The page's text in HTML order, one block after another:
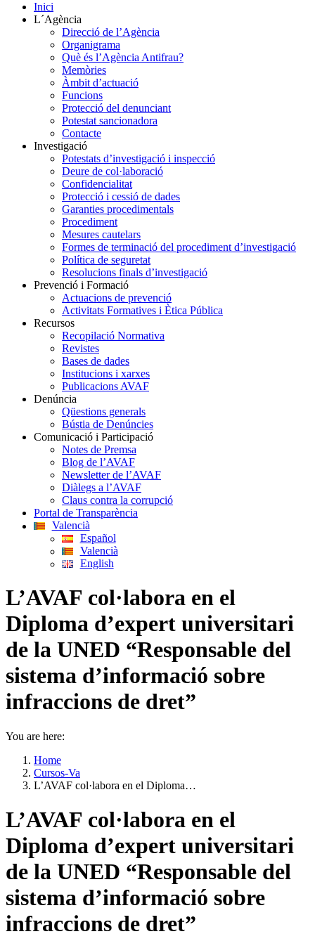
Inici
L´Agència
Direcció de l’Agència
Organigrama
Què és l’Agència Antifrau?
Memòries
Àmbit d’actuació
Funcions
Protecció del denunciant
Potestat sancionadora
Contacte
Investigació
Potestats d’investigació i inspecció
Deure de col·laboració
Confidencialitat
Protecció i cessió de dades
Garanties procedimentals
Procediment
Mesures cautelars
Formes de terminació del procediment d’investigació
Política de seguretat
Resolucions finals d’investigació
Prevenció i Formació
Actuacions de prevenció
Activitats Formatives i Ètica Pública
Recursos
Recopilació Normativa
Revistes
Bases de dades
Institucions i xarxes
Publicacions AVAF
Denúncia
Qüestions generals
Bústia de Denúncies
Comunicació i Participació
Notes de Premsa
Blog de l’AVAF
Newsletter de l’AVAF
Diàlegs a l’AVAF
Claus contra la corrupció
Portal de Transparència
Valencià
Español
Valencià
English
L’AVAF col·labora en el
Diploma d’expert universitari
de la UNED “Responsable del
sistema d’informació sobre
infraccions de dret”
You are here:
Home
Cursos-Va
L’AVAF col·labora en el Diploma…
L’AVAF col·labora en el
Diploma d’expert universitari
de la UNED “Responsable del
sistema d’informació sobre
infraccions de dret”